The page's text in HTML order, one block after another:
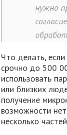
нужно
Что делать,
срочно до 500
использовать
или близких
получение
возможности
несколько